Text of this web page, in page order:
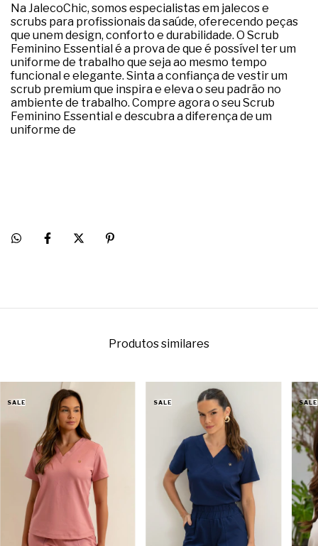
Na JalecoChic, somos especialistas em jalecos e
scrubs para profissionais da saúde, oferecendo peças
que unem design, conforto e durabilidade. O Scrub
Feminino Essential é a prova de que é possível ter um
uniforme de trabalho que seja ao mesmo tempo
funcional e elegante. Sinta a confiança de vestir um
scrub premium que inspira e eleva o seu padrão no
ambiente de trabalho. Compre agora o seu Scrub
Feminino Essential e descubra a diferença de um
uniforme de
Produtos similares